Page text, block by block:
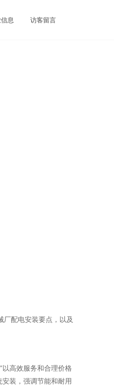
息 访客留言
厂配电安装要点，以及
高效服务和合理价格
装，强调节能和耐用